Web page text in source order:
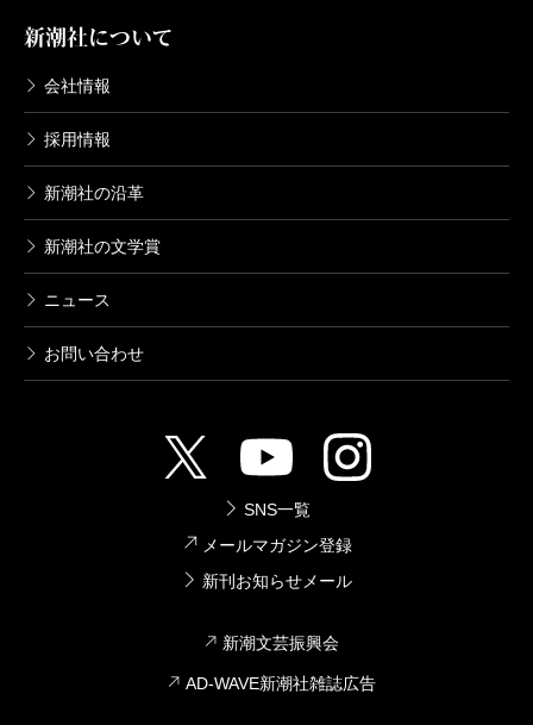
新潮社について
会社情報
採用情報
新潮社の沿革
新潮社の文学賞
ニュース
お問い合わせ
SNS一覧
メールマガジン登録
新刊お知らせメール
新潮文芸振興会
AD-WAVE新潮社雑誌広告